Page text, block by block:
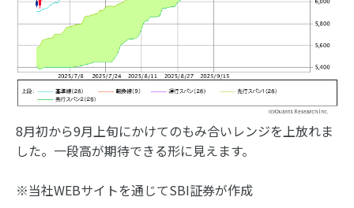
8月初から9月上旬にかけてのもみ合いレンジを上放れま
した。一段高が期待できる形に見えます。
※当社WEBサイトを通じてSBI証券が作成